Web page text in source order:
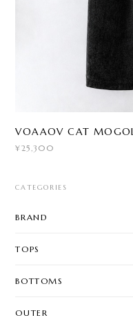
VOAAOV CAT
¥25,300
CATEGORIES
BRAND
TOPS
BOTTOMS
OUTER